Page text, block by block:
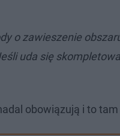
o zawieszenie
uda się
obowiązują i to